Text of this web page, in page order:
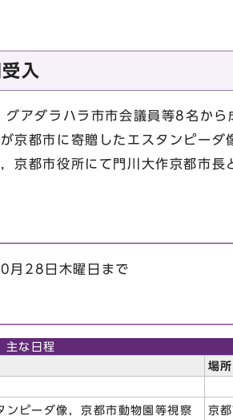
入
アダラハラ市市会議員等8名から
京都市に寄贈したエスタンピーダ
京都市役所にて門川大作京都市
28日木曜日まで
主な日程
場所
ンピーダ像，京都市動物園等視察 京